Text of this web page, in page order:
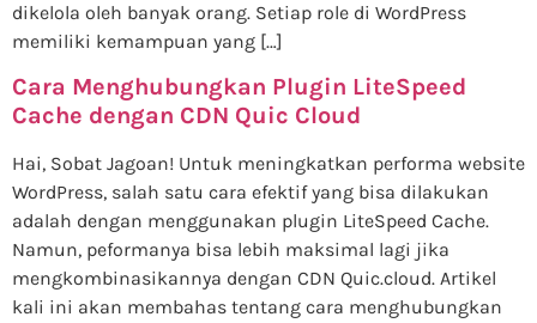
dikelola oleh banyak orang. Setiap role di WordPress
memiliki kemampuan yang […]
Cara Menghubungkan Plugin LiteSpeed
Cache dengan CDN Quic Cloud
Hai, Sobat Jagoan! Untuk meningkatkan performa website
WordPress, salah satu cara efektif yang bisa dilakukan
adalah dengan menggunakan plugin LiteSpeed Cache.
Namun, peformanya bisa lebih maksimal lagi jika
mengkombinasikannya dengan CDN Quic.cloud. Artikel
kali ini akan membahas tentang cara menghubungkan